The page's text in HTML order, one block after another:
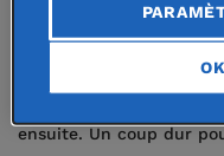
La crise sanitaire et
« mûrissait
ensuite. Un coup dur